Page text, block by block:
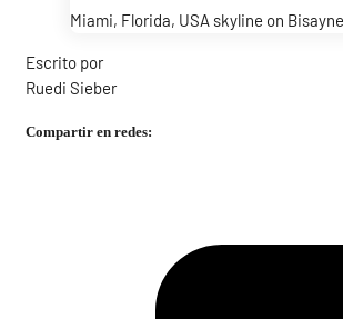
Miami, Florida, USA skyline on
Escrito por
Ruedi Sieber
Compartir en redes: